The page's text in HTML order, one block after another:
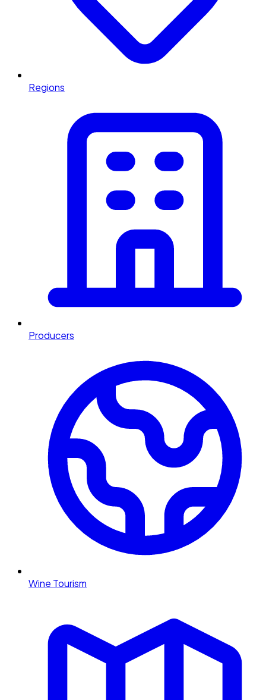
Regions
Producers
Wine Tourism